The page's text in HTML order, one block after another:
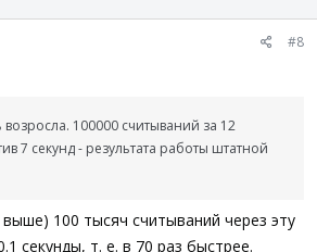
#8
возросла. 100000 считываний за 12
7 секунд - результата работы штатной
100 тысяч считываний через эту
секунды, т. е. в 70 раз быстрее.